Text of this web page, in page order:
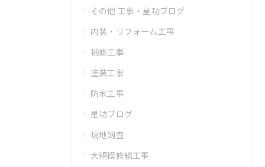
その他 工事・星功ブログ
内装・リフォーム工事
補修工事
塗装工事
防水工事
星功ブログ
現地調査
大規模修繕工事